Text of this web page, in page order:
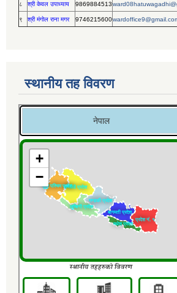
८ श्री केवल उपाध्याय 9869884513
९ श्री मंगोल राना मगर 9746215600
स्थानीय तह विवरण